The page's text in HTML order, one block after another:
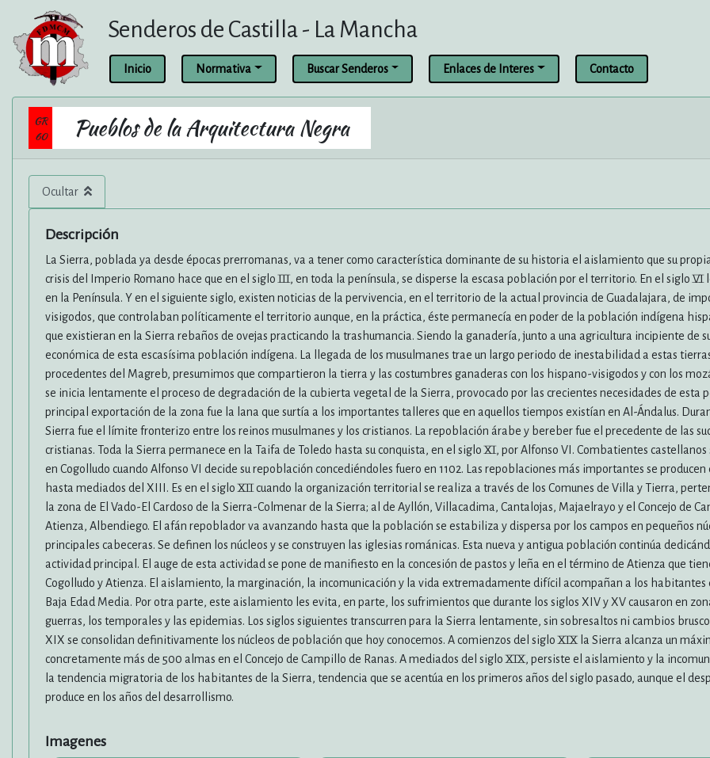
Senderos de Castilla - La Mancha
Inicio Normativa Buscar Senderos Enlaces de Interes Contacto
GR
60
Pueblos de la Arquitectura Negra
Ocultar
Descripción
La Sierra, poblada ya desde épocas prerromanas, va a tener como característica dominante de su historia el aislamiento que su
crisis del Imperio Romano hace que en el siglo III, en toda la península, se disperse la escasa población por el territorio. En el siglo VI
en la Península. Y en el siguiente siglo, existen noticias de la pervivencia, en el territorio de la actual provincia de Guadalajara, de
visigodos, que controlaban políticamente el territorio aunque, en la práctica, éste permanecía en poder de la población indígena
que existieran en la Sierra rebaños de ovejas practicando la trashumancia. Siendo la ganadería, junto a una agricultura incipiente de
económica de esta escasísima población indígena. La llegada de los musulmanes trae un largo periodo de inestabilidad a estas
procedentes del Magreb, presumimos que compartieron la tierra y las costumbres ganaderas con los hispano-visigodos y con los
se inicia lentamente el proceso de degradación de la cubierta vegetal de la Sierra, provocado por las crecientes necesidades de esta
principal exportación de la zona fue la lana que surtía a los importantes talleres que en aquellos tiempos existían en Al-Ándalus.
Sierra fue el límite fronterizo entre los reinos musulmanes y los cristianos. La repoblación árabe y bereber fue el precedente de las
cristianas. Toda la Sierra permanece en la Taifa de Toledo hasta su conquista, en el siglo XI, por Alfonso VI. Combatientes
en Cogolludo cuando Alfonso VI decide su repoblación concediéndoles fuero en 1102. Las repoblaciones más importantes se
hasta mediados del XIII. Es en el siglo XII cuando la organización territorial se realiza a través de los Comunes de Villa y Tierra,
la zona de El Vado-El Cardoso de la Sierra-Colmenar de la Sierra; al de Ayllón, Villacadima, Cantalojas, Majaelrayo y el Concejo de
Atienza, Albendiego. El afán repoblador va avanzando hasta que la población se estabiliza y dispersa por los campos en pequeños
principales cabeceras. Se definen los núcleos y se construyen las iglesias románicas. Esta nueva y antigua población continúa
actividad principal. El auge de esta actividad se pone de manifiesto en la concesión de pastos y leña en el término de Atienza que
Cogolludo y Atienza. El aislamiento, la marginación, la incomunicación y la vida extremadamente difícil acompañan a los habitantes
Baja Edad Media. Por otra parte, este aislamiento les evita, en parte, los sufrimientos que durante los siglos XIV y XV causaron en
guerras, los temporales y las epidemias. Los siglos siguientes transcurren para la Sierra lentamente, sin sobresaltos ni cambios
XIX se consolidan definitivamente los núcleos de población que hoy conocemos. A comienzos del siglo XIX la Sierra alcanza un
concretamente más de 500 almas en el Concejo de Campillo de Ranas. A mediados del siglo XIX, persiste el aislamiento y la
la tendencia migratoria de los habitantes de la Sierra, tendencia que se acentúa en los primeros años del siglo pasado, aunque el
produce en los años del desarrollismo.
Imagenes